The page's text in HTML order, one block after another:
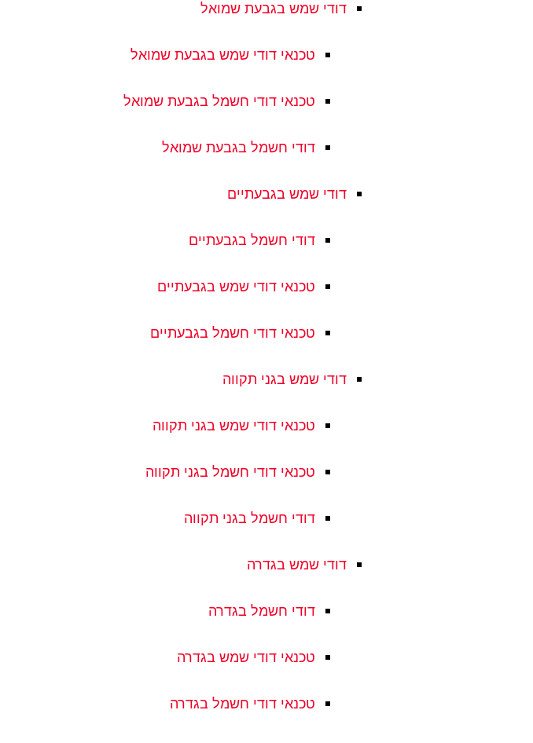
דודי שמש בגבעת שמואל
טכנאי דודי שמש בגבעת שמואל
טכנאי דודי חשמל בגבעת שמואל
דודי חשמל בגבעת שמואל
דודי שמש בגבעתיים
דודי חשמל בגבעתיים
טכנאי דודי שמש בגבעתיים
טכנאי דודי חשמל בגבעתיים
דודי שמש בגני תקווה
טכנאי דודי שמש בגני תקווה
טכנאי דודי חשמל בגני תקווה
דודי חשמל בגני תקווה
דודי שמש בגדרה
דודי חשמל בגדרה
טכנאי דודי שמש בגדרה
טכנאי דודי חשמל בגדרה